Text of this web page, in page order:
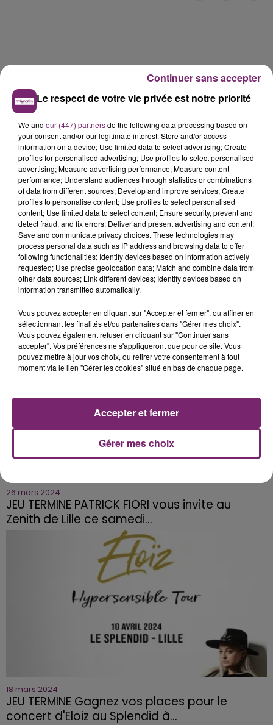
LES AUTRES JEUX >
26 mars 2024
JEU TERMINE PATRICK FIORI vous invite au
Zenith de Lille ce samedi...
18 mars 2024
JEU TERMINE Gagnez vos places pour le
concert d'Eloiz au Splendid à...
Le respect de votre vie privée est notre priorité
We and our (447) partnersdo the following data processing based on
your consent and/or our legitimate interest: Store and/or access
information on a device; Use limited data to select advertising; Create
profiles for personalised advertising; Use profiles to select personalised
advertising; Measure advertising performance; Measure content
performance; Understand audiences through statistics or combinations
of data from different sources; Develop and improve services; Create
profiles to personalise content; Use profiles to select personalised
content; Use limited data to select content; Ensure security, prevent and
detect fraud, and fix errors; Deliver and present advertising and content;
Save and communicate privacy choices. These technologies may
process personal data such as IP address and browsing data to offer
following functionalities: Identify devices based on information actively
requested; Use precise geolocation data; Match and combine data from
other data sources; Link different devices; Identify devices based on
information transmitted automatically.
Vous pouvez accepter en cliquant sur "Accepter et fermer", ou affiner en
sélectionnant les finalités et/ou partenaires dans "Gérer mes choix".
Vous pouvez également refuser en cliquant sur "Continuer sans
accepter". Vos préférences ne s'appliqueront que pour ce site. Vous
pouvez mettre à jour vos choix, ou retirer votre consentement à tout
moment via le lien "Gérer les cookies" situé en bas de chaque page.
Gérer mes choix
Accepter et fermer
Continuer sans accepter